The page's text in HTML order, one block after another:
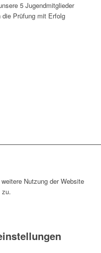
5 Jugendmitglieder
Prüfung mit Erfolg
Nutzung der Website
zu.